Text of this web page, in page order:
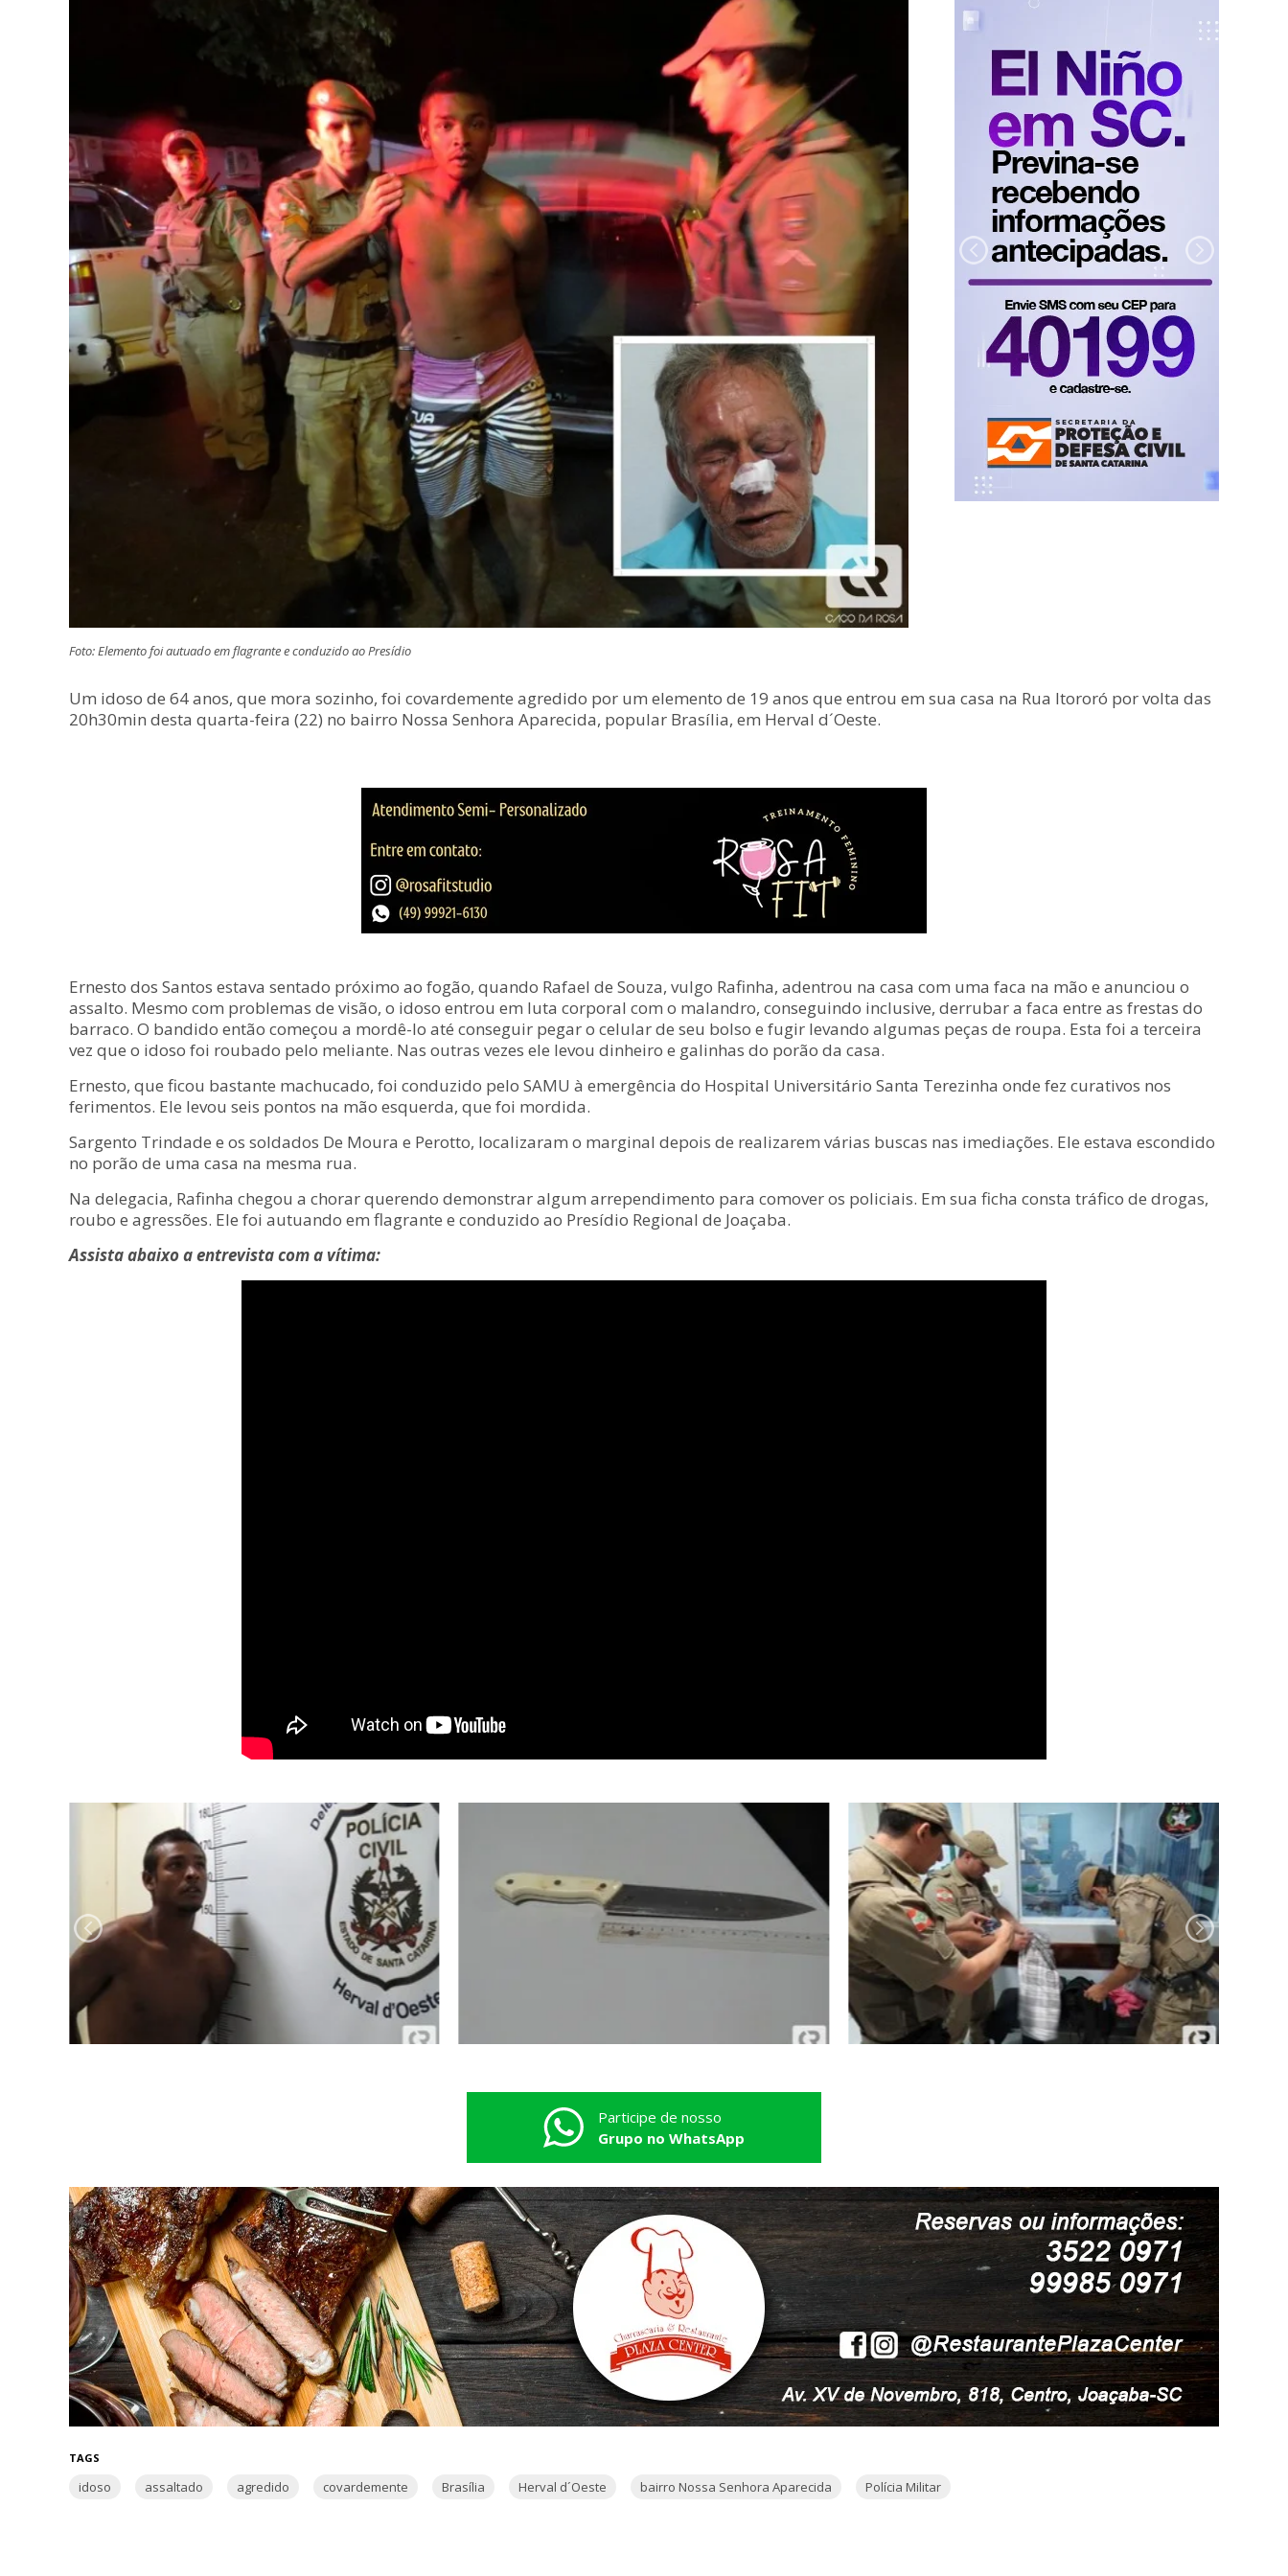
Foto: Elemento foi autuado em flagrante e conduzido ao Presídio
Um idoso de 64 anos, que mora sozinho, foi covardemente agredido por um elemento de 19 anos que entrou em sua casa na Rua Itororó por volta das
20h30min desta quarta-feira (22) no bairro Nossa Senhora Aparecida, popular Brasília, em Herval d´Oeste.
Ernesto dos Santos estava sentado próximo ao fogão, quando Rafael de Souza, vulgo Rafinha, adentrou na casa com uma faca na mão e anunciou o
assalto. Mesmo com problemas de visão, o idoso entrou em luta corporal com o malandro, conseguindo inclusive, derrubar a faca entre as frestas do
barraco. O bandido então começou a mordê-lo até conseguir pegar o celular de seu bolso e fugir levando algumas peças de roupa. Esta foi a terceira
vez que o idoso foi roubado pelo meliante. Nas outras vezes ele levou dinheiro e galinhas do porão da casa.
Ernesto, que ficou bastante machucado, foi conduzido pelo SAMU à emergência do Hospital Universitário Santa Terezinha onde fez curativos nos
ferimentos. Ele levou seis pontos na mão esquerda, que foi mordida.
Sargento Trindade e os soldados De Moura e Perotto, localizaram o marginal depois de realizarem várias buscas nas imediações. Ele estava escondido
no porão de uma casa na mesma rua.
Na delegacia, Rafinha chegou a chorar querendo demonstrar algum arrependimento para comover os policiais. Em sua ficha consta tráfico de drogas,
roubo e agressões. Ele foi autuando em flagrante e conduzido ao Presídio Regional de Joaçaba.
Assista abaixo a entrevista com a vítima:
Participe de nosso
Grupo no WhatsApp
TAGS
idoso assaltado agredido covardemente Brasília Herval d´Oeste bairro Nossa Senhora Aparecida Polícia Militar